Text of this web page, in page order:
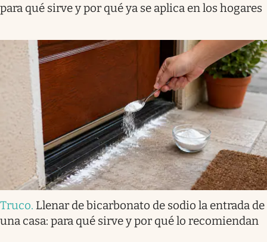
para qué sirve y por qué ya se aplica en los hogares
Truco. Llenar de bicarbonato de sodio la entrada de
una casa: para qué sirve y por qué lo recomiendan